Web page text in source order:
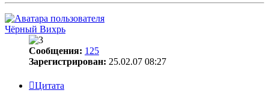
Чёрный Вихрь
Сообщения: 125
Зарегистрирован: 25.02.07 08:27
Цитата